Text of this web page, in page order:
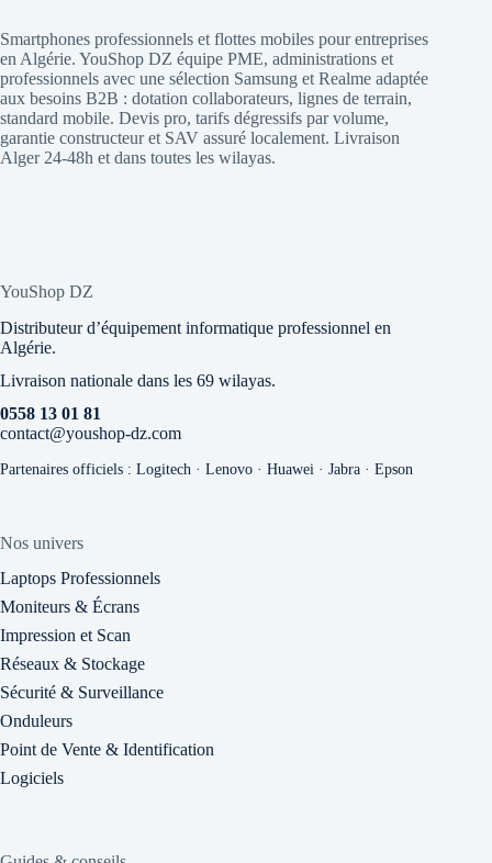
Smartphones professionnels et flottes mobiles pour entreprises
en Algérie. YouShop DZ équipe PME, administrations et
professionnels avec une sélection Samsung et Realme adaptée
aux besoins B2B : dotation collaborateurs, lignes de terrain,
standard mobile. Devis pro, tarifs dégressifs par volume,
garantie constructeur et SAV assuré localement. Livraison
Alger 24-48h et dans toutes les wilayas.
YouShop DZ
Distributeur d’équipement informatique professionnel en
Algérie.
Livraison nationale dans les 69 wilayas.
0558 13 01 81
contact@youshop-dz.com
Partenaires officiels : Logitech · Lenovo · Huawei · Jabra · Epson
Nos univers
Laptops Professionnels
Moniteurs & Écrans
Impression et Scan
Réseaux & Stockage
Sécurité & Surveillance
Onduleurs
Point de Vente & Identification
Logiciels